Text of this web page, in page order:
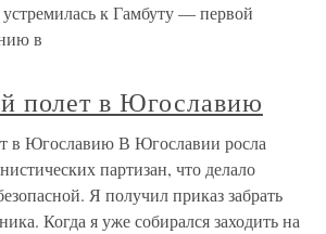
к Гамбуту — первой
в
полет в Югославию
в Югославию В Югославии росла
партизан, что делало
Я получил приказ забрать
Когда я уже собирался заходить на